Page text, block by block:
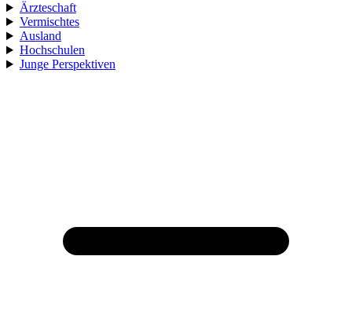
Ärzteschaft
Vermischtes
Ausland
Hochschulen
Junge Perspektiven